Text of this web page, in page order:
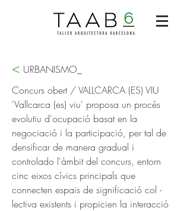
< URBANISMO_
Concurs obert / VALLCARCA (ES) VIU
'Vallcarca (es) viu' proposa un procés
evolutiu d'ocupació basat en la
negociació i la participació, per tal de
densificar de manera gradual i
controlado l'àmbit del concurs, entorn
cinc eixos cívics principals que
connecten espais de significació col ∙
lectiva existents i propicien la interacció